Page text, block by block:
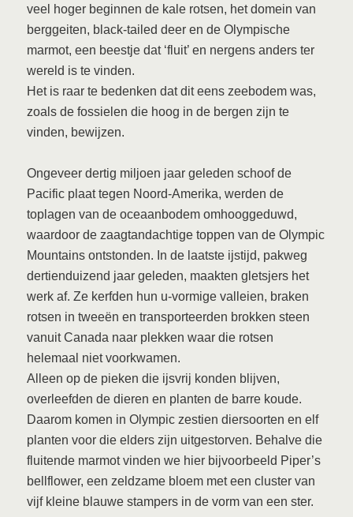
veel hoger beginnen de kale rotsen, het domein van
berggeiten, black-tailed deer en de Olympische
marmot, een beestje dat ‘fluit’ en nergens anders ter
wereld is te vinden.
Het is raar te bedenken dat dit eens zeebodem was,
zoals de fossielen die hoog in de bergen zijn te
vinden, bewijzen.
Ongeveer dertig miljoen jaar geleden schoof de
Pacific plaat tegen Noord-Amerika, werden de
toplagen van de oceaanbodem omhooggeduwd,
waardoor de zaagtandachtige toppen van de Olympic
Mountains ontstonden. In de laatste ijstijd, pakweg
dertienduizend jaar geleden, maakten gletsjers het
werk af. Ze kerfden hun u-vormige valleien, braken
rotsen in tweeën en transporteerden brokken steen
vanuit Canada naar plekken waar die rotsen
helemaal niet voorkwamen.
Alleen op de pieken die ijsvrij konden blijven,
overleefden de dieren en planten de barre koude.
Daarom komen in Olympic zestien diersoorten en elf
planten voor die elders zijn uitgestorven. Behalve die
fluitende marmot vinden we hier bijvoorbeeld Piper’s
bellflower, een zeldzame bloem met een cluster van
vijf kleine blauwe stampers in de vorm van een ster.